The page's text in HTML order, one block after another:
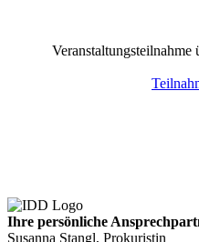
Ihre persönliche
Susanna Stangl, Prokuristin